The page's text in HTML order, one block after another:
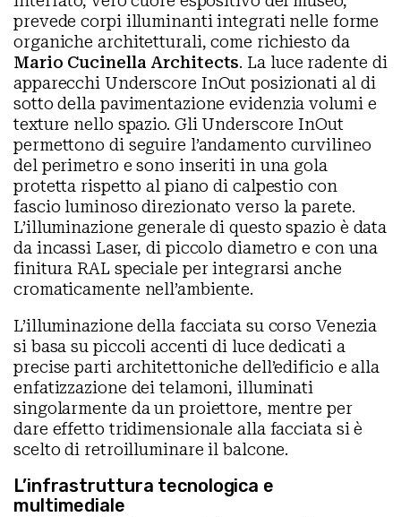
prevede corpi illuminanti integrati nelle forme
organiche architetturali, come richiesto da
Mario Cucinella Architects. La luce radente di
apparecchi Underscore InOut posizionati al di
sotto della pavimentazione evidenzia volumi e
texture nello spazio. Gli Underscore InOut
permettono di seguire l’andamento curvilineo
del perimetro e sono inseriti in una gola
protetta rispetto al piano di calpestio con
fascio luminoso direzionato verso la parete.
L’illuminazione generale di questo spazio è data
da incassi Laser, di piccolo diametro e con una
finitura RAL speciale per integrarsi anche
cromaticamente nell’ambiente.
L’illuminazione della facciata su corso Venezia
si basa su piccoli accenti di luce dedicati a
precise parti architettoniche dell’edificio e alla
enfatizzazione dei telamoni, illuminati
singolarmente da un proiettore, mentre per
dare effetto tridimensionale alla facciata si è
scelto di retroilluminare il balcone.
L’infrastruttura tecnologica e
multimediale